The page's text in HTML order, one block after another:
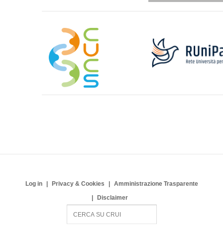
Log in Privacy & Cookies
Amministrazione Trasparente
Disclaimer